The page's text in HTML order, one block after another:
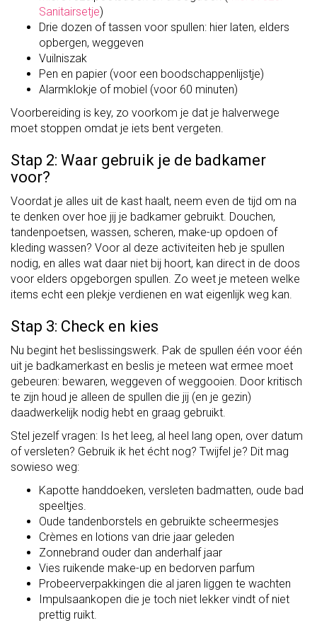
Sanitairsetje)
Drie dozen of tassen voor spullen: hier laten, elders
opbergen, weggeven
Vuilniszak
Pen en papier (voor een boodschappenlijstje)
Alarmklokje of mobiel (voor 60 minuten)
Voorbereiding is key, zo voorkom je dat je halverwege
moet stoppen omdat je iets bent vergeten.
Stap 2: Waar gebruik je de badkamer
voor?
Voordat je alles uit de kast haalt, neem even de tijd om na
te denken over hoe jij je badkamer gebruikt. Douchen,
tandenpoetsen, wassen, scheren, make-up opdoen of
kleding wassen? Voor al deze activiteiten heb je spullen
nodig, en alles wat daar niet bij hoort, kan direct in de doos
voor elders opgeborgen spullen. Zo weet je meteen welke
items echt een plekje verdienen en wat eigenlijk weg kan.
Stap 3: Check en kies
Nu begint het beslissingswerk. Pak de spullen één voor één
uit je badkamerkast en beslis je meteen wat ermee moet
gebeuren: bewaren, weggeven of weggooien. Door kritisch
te zijn houd je alleen de spullen die jij (en je gezin)
daadwerkelijk nodig hebt en graag gebruikt.
Stel jezelf vragen: Is het leeg, al heel lang open, over datum
of versleten? Gebruik ik het écht nog? Twijfel je? Dit mag
sowieso weg:
Kapotte handdoeken, versleten badmatten, oude bad
speeltjes.
Oude tandenborstels en gebruikte scheermesjes
Crèmes en lotions van drie jaar geleden
Zonnebrand ouder dan anderhalf jaar
Vies ruikende make-up en bedorven parfum
Probeerverpakkingen die al jaren liggen te wachten
Impulsaankopen die je toch niet lekker vindt of niet
prettig ruikt.